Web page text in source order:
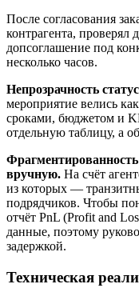
После согласования
контрагента, проверял
допсоглашение под
несколько часов.
Непрозрачность
мероприятие велись
сроками, бюджетом и
отдельную таблицу, а
вручную. На счёт
из которых —
подрядчиков. Чтобы
отчёт PnL (Profit and
данные, поэтому
задержкой.
Техническая